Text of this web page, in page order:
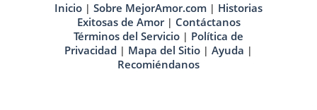
Inicio | Sobre MejorAmor.com | Historias
Exitosas de Amor| Contáctanos
Términos del Servicio | Política de
Privacidad | Mapa del Sitio | Ayuda |
Recomiéndanos